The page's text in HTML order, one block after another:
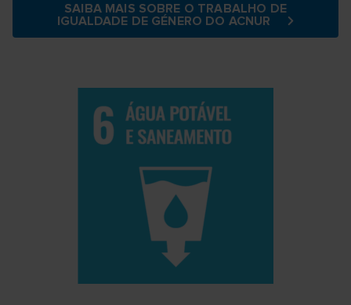
SAIBA MAIS SOBRE O TRABALHO DE
IGUALDADE DE GÉNERO DO ACNUR